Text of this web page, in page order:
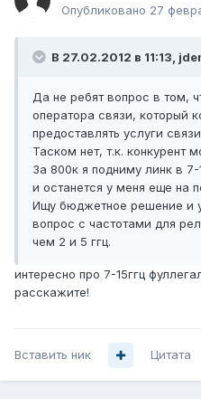
Опубликовано 27
В 27.02.2012 в 11:13,
Да не ребят вопрос в том,
оператора связи, который
предоставлять услуги
Таском нет, т.к. конкурент
За 800к я подниму линк в 7-
и останется у меня еще на
Ищу бюджетное решение и
вопрос с частотами для
чем 2 и 5 ггц.
интересно про 7-15ггц
расскажите!
Вставить ник Цитата